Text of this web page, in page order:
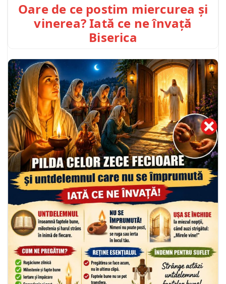
Oare de ce postim miercurea și
vinerea? Iată ce ne învață
Biserica